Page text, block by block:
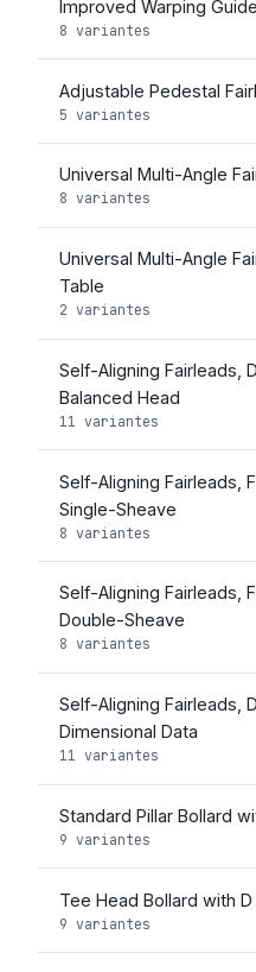
Improved Warping
8 variantes
Adjustable Pedestal
5 variantes
Universal Multi-Angle
8 variantes
Universal Multi-Angle
Table
2 variantes
Self-Aligning Fairleads,
Balanced Head
11 variantes
Self-Aligning Fairleads,
Single-Sheave
8 variantes
Self-Aligning Fairleads,
Double-Sheave
8 variantes
Self-Aligning Fairleads,
Dimensional Data
11 variantes
Standard Pillar Bollard
9 variantes
Tee Head Bollard with
9 variantes